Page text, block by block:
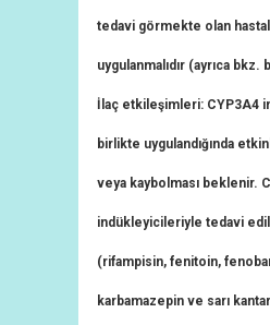
tedavi görmekte olan
uygulanmalıdır (ayrıca bkz.
İlaç etkileşimleri: CYP3A4
birlikte uygulandığında
veya kaybolması beklenir.
indükleyicileriyle tedavi
(rifampisin, fenitoin,
karbamazepin ve sarı